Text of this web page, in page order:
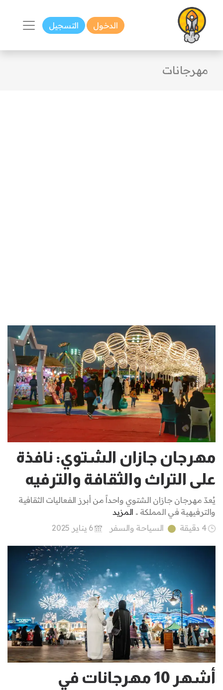
الدخول التسجيل
مهرجانات
مهرجان جازان الشتوي: نافذة
على التراث والثقافة والترفيه
يُعدّ مهرجان جازان الشتوي واحداً من أبرز الفعاليات الثقافية
والترفيهية في المملكة .. المزيد
4 دقيقة
السياحة والسفر 6 يناير 2025
أشهر 10 مهرجانات في